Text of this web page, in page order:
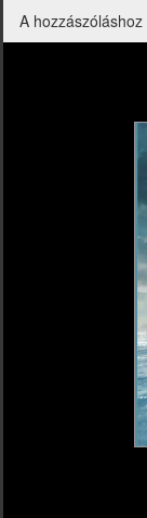
A hozzászóláshoz